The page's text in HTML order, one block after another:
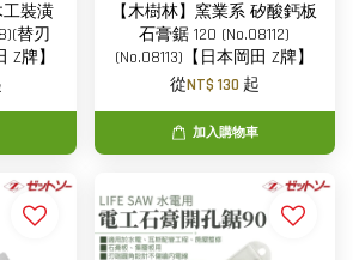
工裝潢
替刃
Z牌】
【木樹林】窯業系 矽酸鈣板
石膏鋸 120 (No.08112)
(No.08113)【日本岡田 Z牌】
從NT$ 130 起
加入購物車